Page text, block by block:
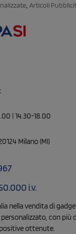
Articoli
| 14.30-18.00
Milano (MI)
i.v.
nella vendita di
con più
ottenute.